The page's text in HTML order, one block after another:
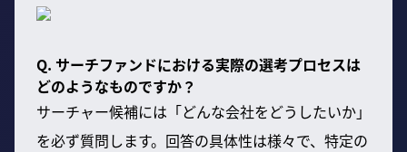
Q. サーチファンドにおける実際の選考プロセスは
どのようなものですか？
サーチャー候補には「どんな会社をどうしたいか」
を必ず質問します。回答の具体性は様々で、特定の